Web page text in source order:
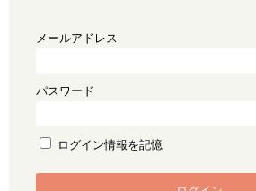
メールアドレス
パスワード
ログイン情報を記憶